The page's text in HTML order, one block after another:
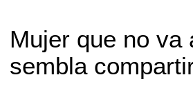
Mujer que no va
sembla